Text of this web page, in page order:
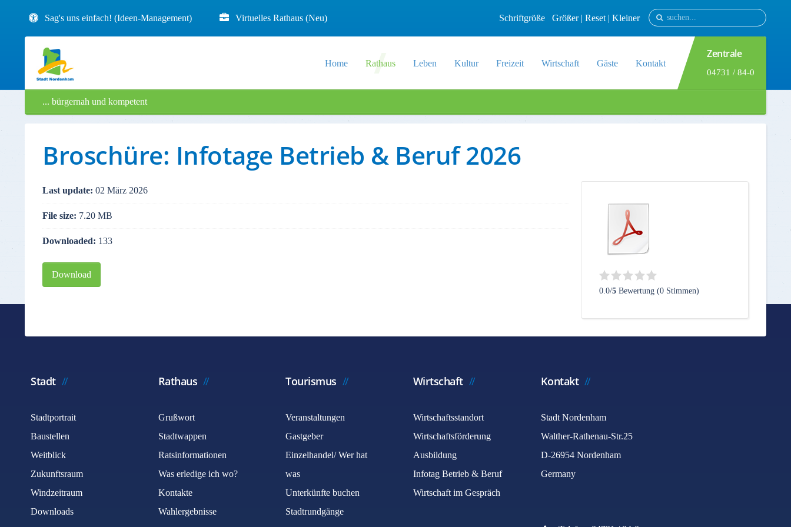
Sag's uns einfach! (Ideen-Management) Virtuelles Rathaus (Neu) Schriftgröße Größer| Reset | Kleiner
Home Rathaus Leben Kultur Freizeit Wirtschaft Gäste Kontakt
Zentrale
04731 / 84-0
... bürgernah und kompetent
Broschüre: Infotage Betrieb & Beruf 2026
Last update: 02 März 2026
File size: 7.20 MB
Downloaded: 133
Download
0.0/5 Bewertung (0 Stimmen)
Stadt
Stadtportrait
Baustellen
Weitblick
Zukunftsraum
Windzeitraum
Downloads
Rathaus
Grußwort
Stadtwappen
Ratsinformationen
Was erledige ich wo?
Kontakte
Wahlergebnisse
Tourismus
Veranstaltungen
Gastgeber
Einzelhandel/ Wer hat
was
Unterkünfte buchen
Stadtrundgänge
Wirtschaft
Wirtschaftsstandort
Wirtschaftsförderung
Ausbildung
Infotag Betrieb & Beruf
Wirtschaft im Gespräch
Kontakt
Stadt Nordenham
Walther-Rathenau-Str.25
D-26954 Nordenham
Germany